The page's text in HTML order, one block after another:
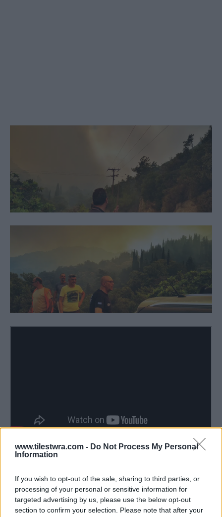
www.tilestwra.com - Do Not Process My Personal
Information
If you wish to opt-out of the sale, sharing to third parties, or
processing of your personal or sensitive information for
targeted advertising by us, please use the below opt-out
section to confirm your selection. Please note that after your